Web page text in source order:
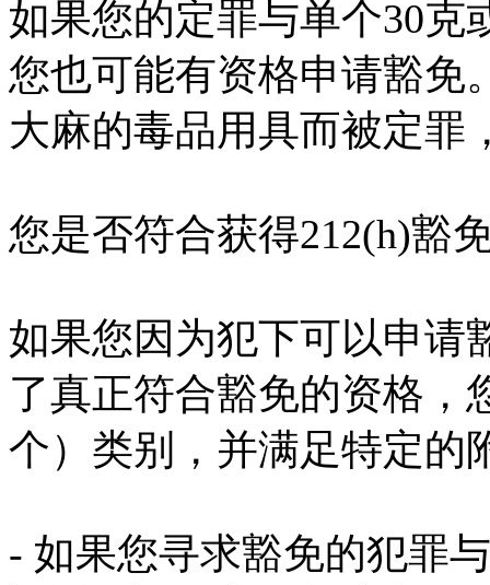
如果您的定罪与单个30克
您也可能有资格申请豁免
大麻的毒品用具而被定罪
您是否符合获得212(h)豁
如果您因为犯下可以申请
了真正符合豁免的资格，
个）类别，并满足特定的
- 如果您寻求豁免的犯罪